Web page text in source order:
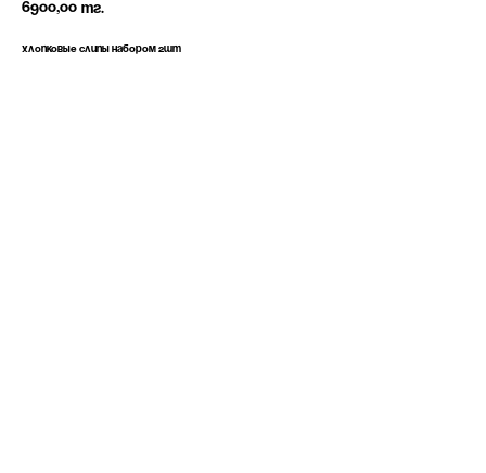
6900,00 тг.
Хлопковые слипы набором 2шт